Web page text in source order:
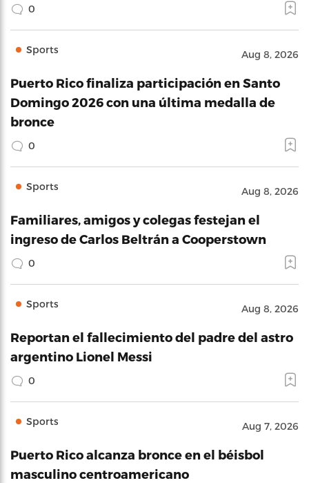
0
Sports Aug 8, 2026
Puerto Rico finaliza participación en Santo
Domingo 2026 con una última medalla de
bronce
0
Sports Aug 8, 2026
Familiares, amigos y colegas festejan el
ingreso de Carlos Beltrán a Cooperstown
0
Sports Aug 8, 2026
Reportan el fallecimiento del padre del astro
argentino Lionel Messi
0
Sports Aug 7, 2026
Puerto Rico alcanza bronce en el béisbol
masculino centroamericano